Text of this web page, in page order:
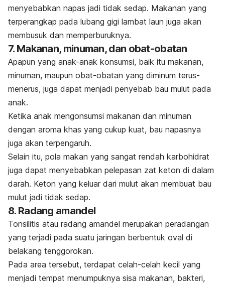
menyebabkan napas jadi tidak sedap. Makanan yang
terperangkap pada lubang gigi lambat laun juga akan
membusuk dan memperburuknya.
7. Makanan, minuman, dan obat-obatan
Apapun yang anak-anak konsumsi, baik itu makanan,
minuman, maupun obat-obatan yang diminum terus-
menerus, juga dapat menjadi penyebab bau mulut pada
anak.
Ketika anak mengonsumsi makanan dan minuman
dengan aroma khas yang cukup kuat, bau napasnya
juga akan terpengaruh.
Selain itu, pola makan yang sangat rendah karbohidrat
juga dapat menyebabkan pelepasan zat keton di dalam
darah. Keton yang keluar dari mulut akan membuat bau
mulut jadi tidak sedap.
8. Radang amandel
Tonsilitis atau radang amandel merupakan peradangan
yang terjadi pada suatu jaringan berbentuk oval di
belakang tenggorokan.
Pada area tersebut, terdapat celah-celah kecil yang
menjadi tempat menumpuknya sisa makanan, bakteri,